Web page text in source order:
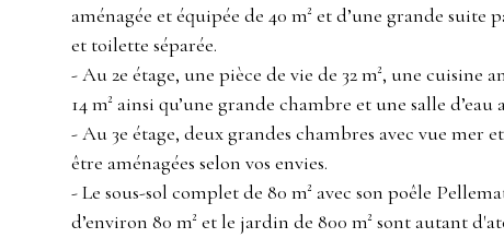
aménagée et équipée de 40 m² et d’une grande suite
et toilette séparée.
- Au 2e étage, une pièce de vie de 32 m², une cuisine
14 m² ainsi qu’une grande chambre et une salle d’eau
- Au 3e étage, deux grandes chambres avec vue mer
être aménagées selon vos envies.
- Le sous-sol complet de 80 m² avec son poêle
d’environ 80 m² et le jardin de 800 m² sont autant